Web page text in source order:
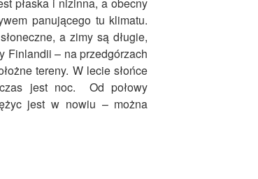
panującego tu klimatu.
a zimy są długie,
Finlandii – na przedgórzach
tereny. W lecie słońce
jest noc. Od połowy
jest w nowiu – można